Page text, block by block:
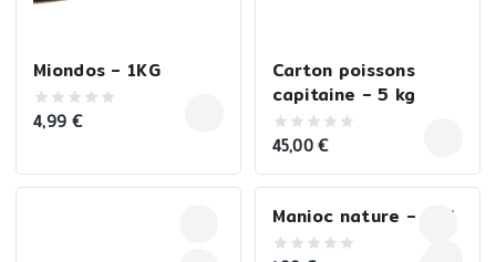
Miondos – 1KG
0
4,99 €
Carton poissons
capitaine – 5 kg
0
of
5
45,00€
Manioc nature – 1KG